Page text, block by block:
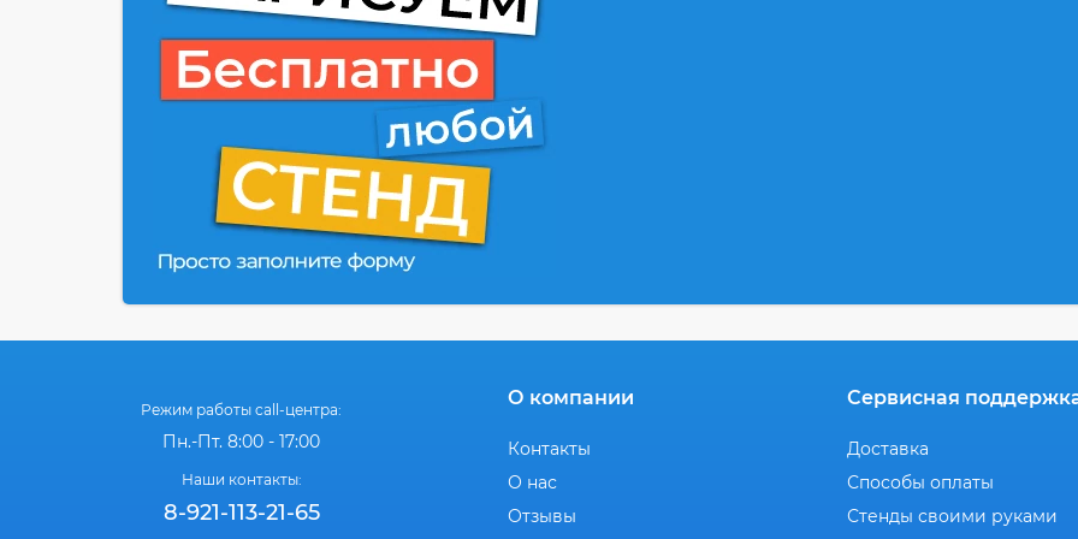
Режим работы call-центра:
Пн.-Пт. 8:00 - 17:00
Наши контакты:
8-921-113-21-65
О компании
Контакты
О нас
Отзывы
Сервисная
Доставка
Способы оплаты
Стенды своими руками